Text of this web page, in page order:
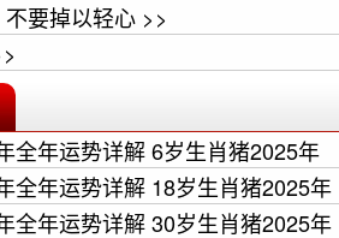
要掉以轻心 >>
全年运势详解 6岁生肖猪2025年
全年运势详解 18岁生肖猪2025年
全年运势详解 30岁生肖猪2025年